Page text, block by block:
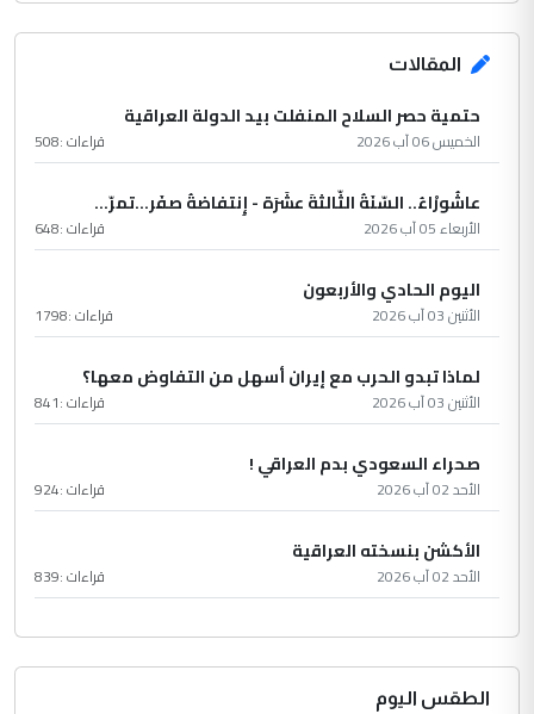
المقالات
حتمية حصر السلاح المنفلت بيد الدولة العراقية
الخميس 06 آب 2026 قراءات :508
عاشُورْاءُ.. السّنَةُ الثّالثةَ عشَرَة - إِنتفاضةُ صفَر…تمرّ...
الأربعاء 05 آب 2026 قراءات :648
اليوم الحادي والأربعون
الأثنين 03 آب 2026 قراءات :1798
لماذا تبدو الحرب مع إيران أسهل من التفاوض معها؟
الأثنين 03 آب 2026 قراءات :841
صحراء السعودي بدم العراقي !
الأحد 02 آب 2026 قراءات :924
الأكشن بنسخته العراقية
الأحد 02 آب 2026 قراءات :839
الطقس اليوم